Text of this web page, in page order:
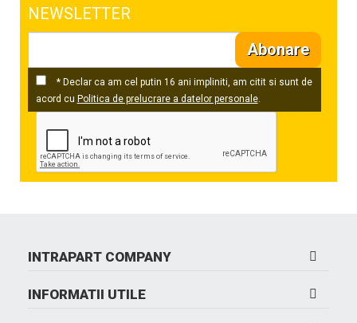
NEWSLETTER
Abonare
* Declar ca am cel putin 16 ani impliniti, am citit si sunt de
acord cu Politica de prelucrare a datelor personale.
INTRAPART COMPANY
INFORMATII UTILE